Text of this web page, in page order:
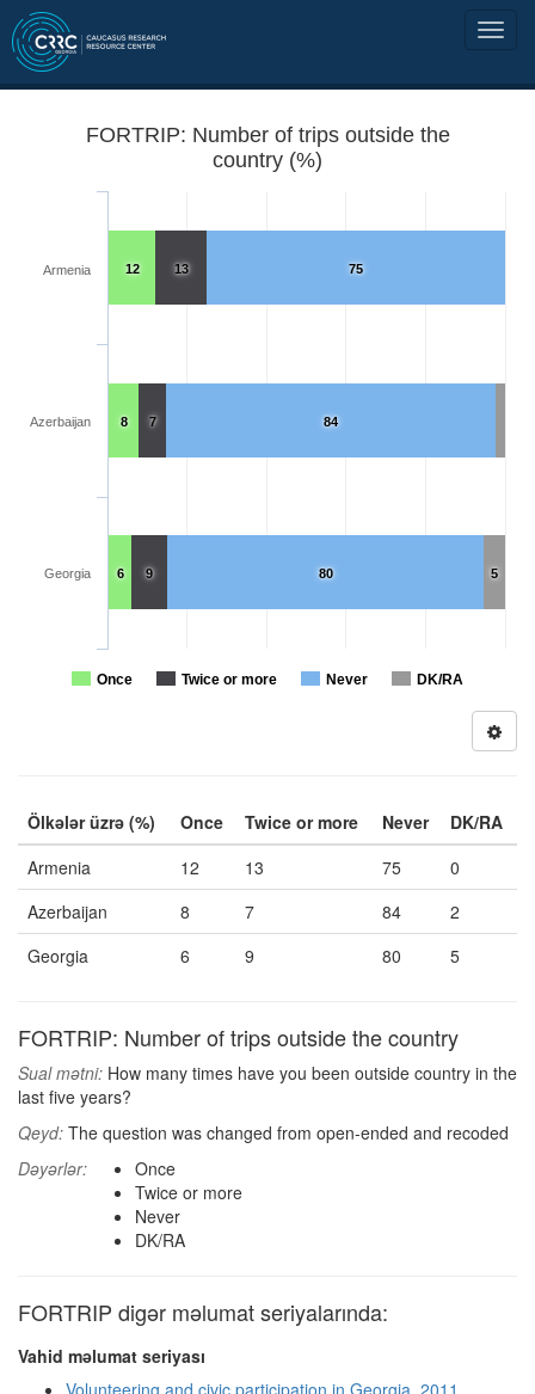
FORTRIP: Number of trips outside the
country (%)
5
75
84
80
13
7
9
12
8
6
Once Twice or more Never DK/RA
Armenia
Azerbaijan
Georgia
Ölkələr üzrə (%) Once Twice or more Never
DK/RA
Armenia
12 13 75
0
Azerbaijan
8 7 84
2
Georgia
6 9 80 5
FORTRIP: Number of trips outside the country
Sual mətni: How many times have you been outside country in the
last five years?
Qeyd: The question was changed from open-ended and recoded
Dəyərlər:
Once
Twice or more
Never
DK/RA
FORTRIP digər məlumat seriyalarında:
Vahid məlumat seriyası
Volunteering and civic participation in Georgia, 2011